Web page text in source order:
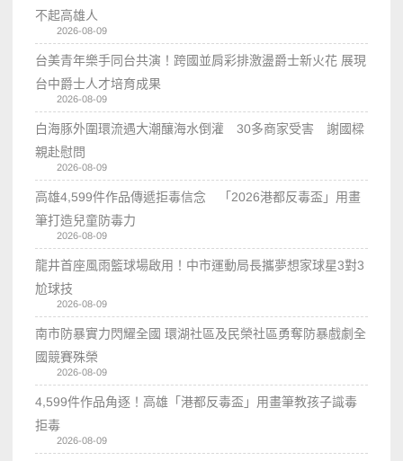
不起高雄人
2026-08-09
台美青年樂手同台共演！跨國並肩彩排激盪爵士新火花 展現
台中爵士人才培育成果
2026-08-09
白海豚外圍環流遇大潮釀海水倒灌 30多商家受害 謝國樑
親赴慰問
2026-08-09
高雄4,599件作品傳遞拒毒信念 「2026港都反毒盃」用畫
筆打造兒童防毒力
2026-08-09
龍井首座風雨籃球場啟用！中市運動局長攜夢想家球星3對3
尬球技
2026-08-09
南市防暴實力閃耀全國 環湖社區及民榮社區勇奪防暴戲劇全
國競賽殊榮
2026-08-09
4,599件作品角逐！高雄「港都反毒盃」用畫筆教孩子識毒
拒毒
2026-08-09